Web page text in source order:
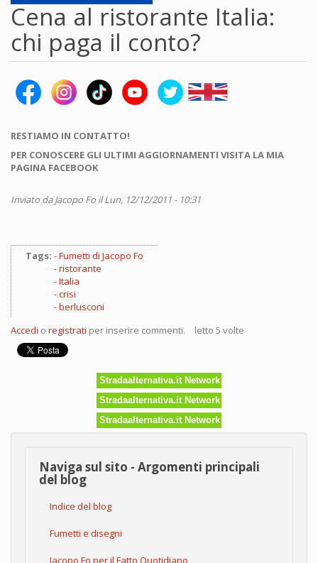
Cena al ristorante Italia:
chi paga il conto?
RESTIAMO IN CONTATTO!
PER CONOSCERE GLI ULTIMI AGGIORNAMENTI VISITA LA MIA
PAGINA FACEBOOK
Inviato daJacopo Fo il Lun, 12/12/2011 - 10:31
Tags:
Fumetti di Jacopo Fo
ristorante
Italia
crisi
berlusconi
Accedi o registrati per inserire commenti. letto 5 volte
Stradaalternativa.it Network
Stradaalternativa.it Network
Stradaalternativa.it Network
Naviga sul sito - Argomenti principali
del blog
Indice del blog
Fumetti e disegni
Jacopo Fo per il Fatto Quotidiano